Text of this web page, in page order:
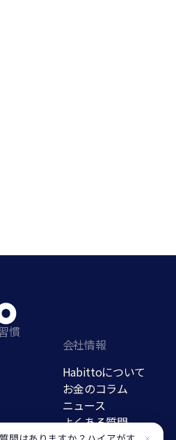
慣
会社情報
Habittoについて
お金のコラム
ニュース
よくある質問